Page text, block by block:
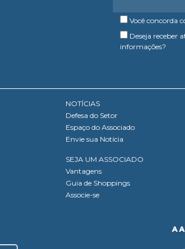
Você concorda
Deseja receber
informações?
NOTÍCIAS
Defesa do Setor
Espaço do Associado
Envie sua Notícia
SEJA UM ASSOCIADO
Vantagens
Guia de Shoppings
Associe-se
A